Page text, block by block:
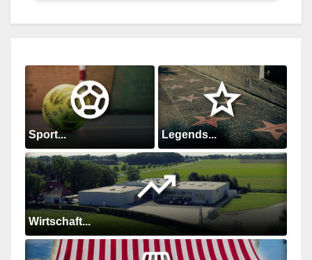
Sport... Legends...
Wirtschaft...